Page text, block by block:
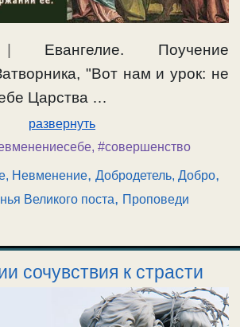
Евангелие. Поучение
"Вот нам и урок: не
Царства …
развернуть
, #совершенство
Невменение,Добродетель, Добро,
Великого поста, Проповеди
сочувствия к страсти